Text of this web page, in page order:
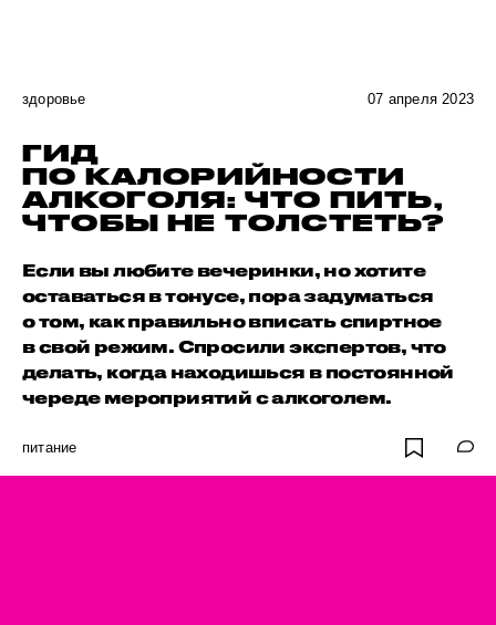
здоровье 07 апреля 2023
ГИД
ПО КАЛОРИЙНОСТИ
АЛКОГОЛЯ: ЧТО ПИТЬ,
ЧТОБЫ НЕ ТОЛСТЕТЬ?
Если вы любите вечеринки, но хотите
оставаться в тонусе, пора задуматься
о том, как правильно вписать спиртное
в свой режим. Спросили экспертов, что
делать, когда находишься в постоянной
череде мероприятий с алкоголем.
питание